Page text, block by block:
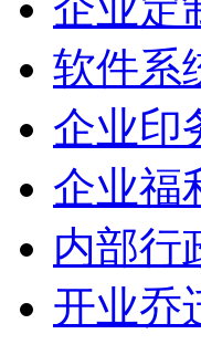
软件系
企业印
企业福
内部行
开业乔